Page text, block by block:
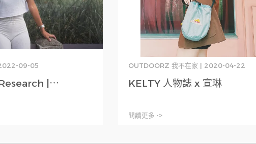
09-05
|⋯
OUTDOORZ 我不在家 | 2020-04-22
KELTY 人物誌 x 宣琳
閱讀更多 ->